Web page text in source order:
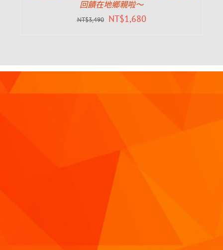
回饋在地鄉親啦～
NT$3,490 NT$1,680